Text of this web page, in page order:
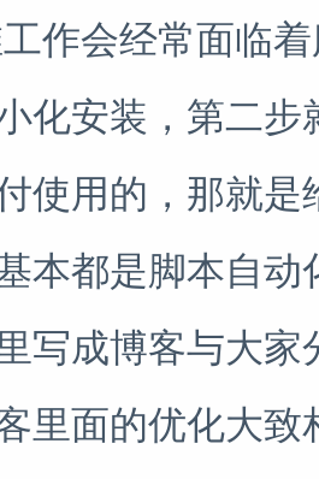
会经常面临着
化安装，第二
使用的，那就
本都是脚本自
写成博客与大
里面的优化大